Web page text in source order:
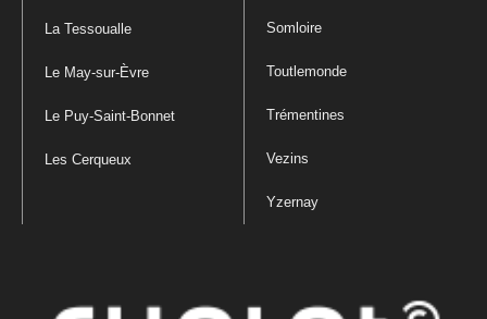
La Tessoualle
Le May-sur-Èvre
Le Puy-Saint-Bonnet
Les Cerqueux
Somloire
Toutlemonde
Trémentines
Vezins
Yzernay